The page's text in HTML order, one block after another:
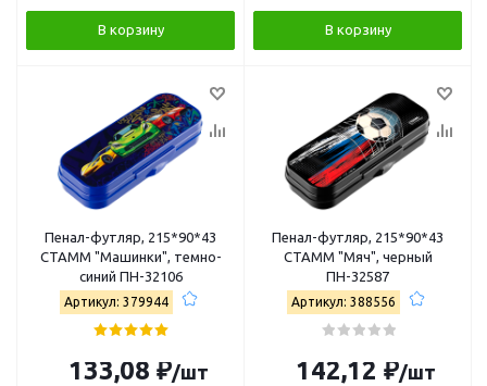
В корзину В корзину
Пенал-футляр, 215*90*43
СТАММ "Машинки", темно-
синий ПН-32106
Артикул: 379944
133,08 ₽/шт
Пенал-футляр, 215*90*43
СТАММ "Мяч", черный
ПН-32587
Артикул: 388556
142,12 ₽/шт